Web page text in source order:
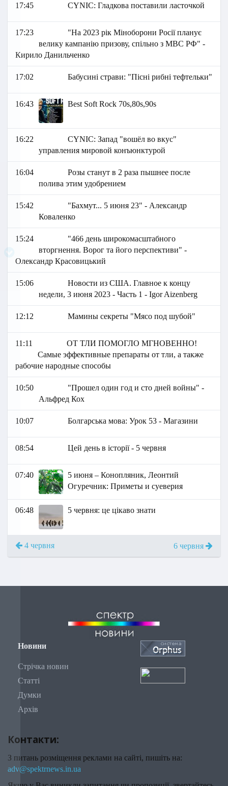
17:45 СYNIC: Гладкова поставили ласточкой
17:23
"На 2023 рік Міноборони Росії планує
велику кампанію призову, спільно з МВС РФ" -
Кирило Данильченко
17:02 Бабусині страви: "Пісні рибні тефтельки"
16:43 Best Soft Rock 70s,80s,90s
16:22
СYNIC: Запад "вошёл во вкус"
управления мировой конъюнктурой
16:04
Розы станут в 2 раза пышнее после
полива этим удобрением
15:42
"Бахмут... 5 июня 23" - Александр
Коваленко
15:24
"466 день широкомасштабного
вторгнення. Ворог та його перспективи" -
Олександр Красовицький
15:06
Новости из США. Главное к концу
недели, 3 июня 2023 - Часть 1 - Igor Aizenberg
12:12 Мамины секреты "Мясо под шубой"
11:11
ОТ ТЛИ ПОМОГЛО МГНОВЕННО!
Самые эффективные препараты от тли, а также
рабочие народные способы
10:50
"Прошел один год и сто дней войны" -
Альфред Кох
10:07 Болгарська мова: Урок 53 - Магазини
08:54 Цей день в історії - 5 червня
07:40
5 июня – Конопляник, Леонтий
Огуречник: Приметы и суеверия
06:48 5 червня: це цікаво знати
4 червня 6 червня
Новини
Стрічка новин
Статті
Думки
Архів
Контакти:
З питань розміщення реклами на сайті, пишіть на:
adv@spektrnews.in.ua